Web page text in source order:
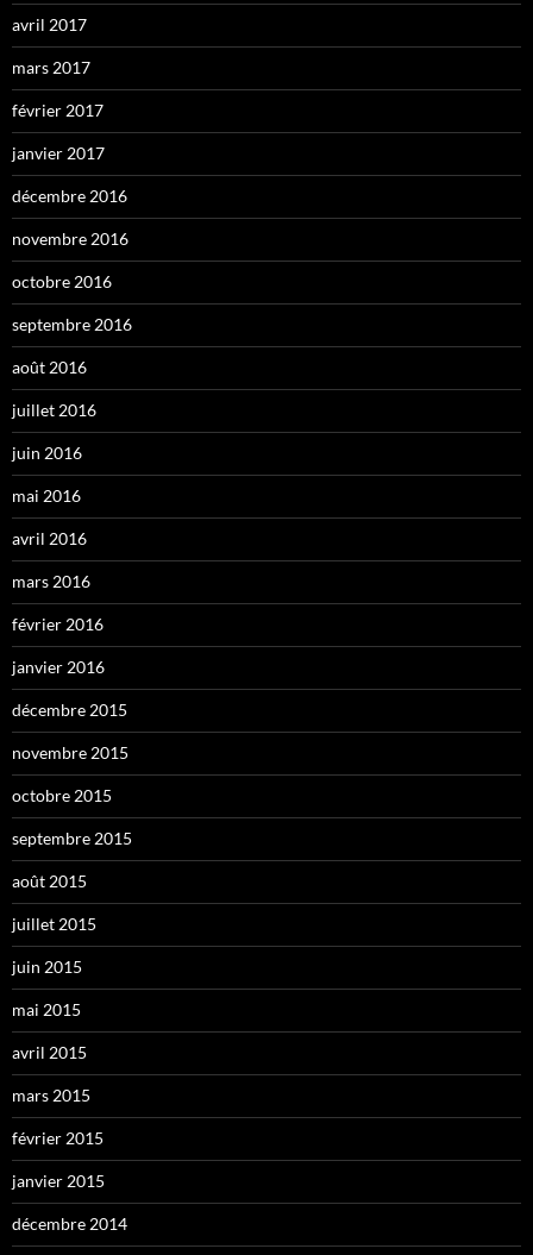
avril 2017
mars 2017
février 2017
janvier 2017
décembre 2016
novembre 2016
octobre 2016
septembre 2016
août 2016
juillet 2016
juin 2016
mai 2016
avril 2016
mars 2016
février 2016
janvier 2016
décembre 2015
novembre 2015
octobre 2015
septembre 2015
août 2015
juillet 2015
juin 2015
mai 2015
avril 2015
mars 2015
février 2015
janvier 2015
décembre 2014